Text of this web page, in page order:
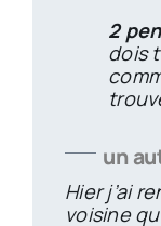
2
dois
un
Hier j’ai
voisine